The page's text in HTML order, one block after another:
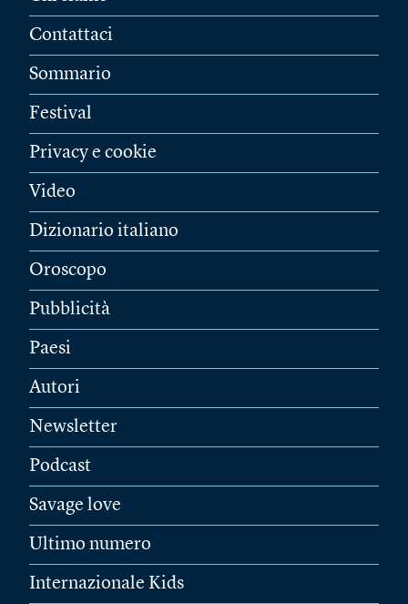
Contattaci
Sommario
Festival
Privacy e cookie
Video
Dizionario italiano
Oroscopo
Pubblicità
Paesi
Autori
Newsletter
Podcast
Savage love
Ultimo numero
Internazionale Kids